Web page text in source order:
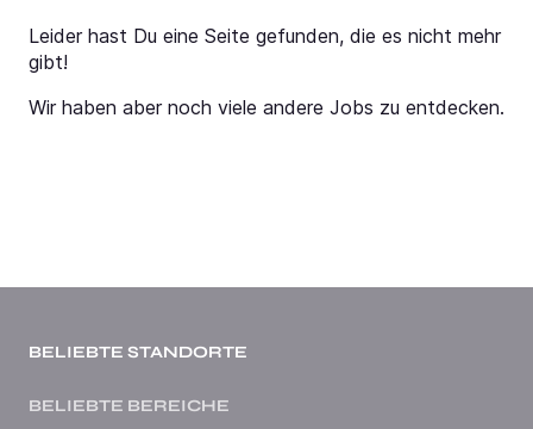
Leider hast Du eine Seite gefunden, die es nicht mehr
gibt!
Wir haben aber noch viele andere Jobs zu entdecken.
BELIEBTE STANDORTE
BELIEBTE BEREICHE